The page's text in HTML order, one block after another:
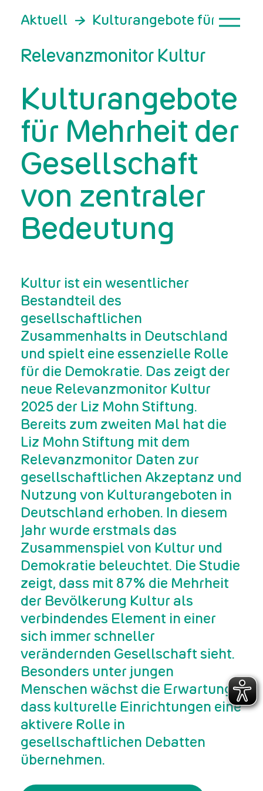
Aktuell Kulturangebote für
Relevanzmonitor Kultur
Kulturangebote
für Mehrheit der
Gesellschaft
von zentraler
Bedeutung
Kultur ist ein wesentlicher
Bestandteil des
gesellschaftlichen
Zusammenhalts in Deutschland
und spielt eine essenzielle Rolle
für die Demokratie. Das zeigt der
neue Relevanzmonitor Kultur
2025 der Liz Mohn Stiftung.
Bereits zum zweiten Mal hat die
Liz Mohn Stiftung mit dem
Relevanzmonitor Daten zur
gesellschaftlichen Akzeptanz und
Nutzung von Kulturangeboten in
Deutschland erhoben. In diesem
Jahr wurde erstmals das
Zusammenspiel von Kultur und
Demokratie beleuchtet. Die Studie
zeigt, dass mit 87% die Mehrheit
der Bevölkerung Kultur als
verbindendes Element in einer
sich immer schneller
verändernden Gesellschaft sieht.
Besonders unter jungen
Menschen wächst die Erwartung,
dass kulturelle Einrichtungen eine
aktivere Rolle in
gesellschaftlichen Debatten
übernehmen.